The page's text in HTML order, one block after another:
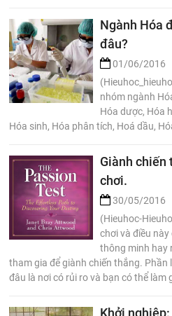
Ngành Hóa
đâu?
01/06/2016
nhóm ngành
Hóa dược, Hóa
Hóa sinh, Hóa phân tích, Hoá dầu,
Giành chiến
chơi.
30/05/2016
(Hieuhoc-
chơi và điều
thông minh hay
tham gia để giành chiến thắng. Phần
đâu là nơi có rủi ro và bạn có thể làm
Khởi